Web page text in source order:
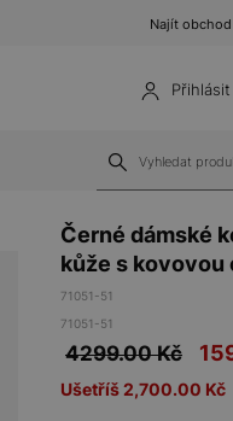
Najít obchod
Černé dámské
kůže s kovovou
71051-51
71051-51
4299.00 Kč
Ušetříš 2,700.00 Kč